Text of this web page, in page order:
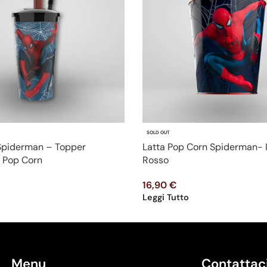
– Topper
Corn
SOLD OUT
Latta Pop Corn Spiderman-
Rosso
16,90€
Leggi Tutto
Menu